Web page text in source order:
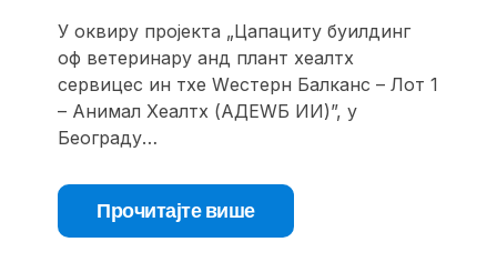
У оквиру пројекта „Цапацитy буилдинг
оф ветеринарy анд плант хеалтх
сервицес ин тхе Wестерн Балканс – Лот 1
– Анимал Хеалтх (АДЕWБ ИИ)”, у
Београду…
Прочитајте више